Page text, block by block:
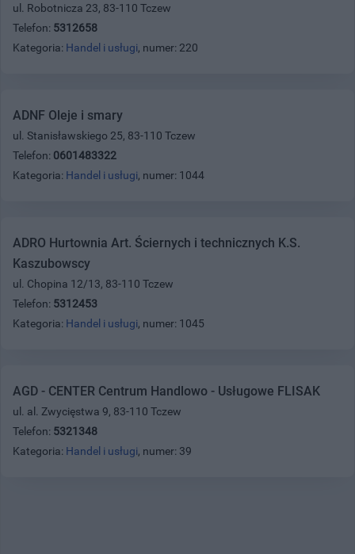
ul. Robotnicza 23, 83-110 Tczew
Telefon: 5312658
Kategoria: Handel i usługi, numer: 220
ADNF Oleje i smary
ul. Stanisławskiego 25, 83-110 Tczew
Telefon: 0601483322
Kategoria: Handel i usługi, numer: 1044
ADRO Hurtownia Art. Ściernych i technicznych K.S.
Kaszubowscy
ul. Chopina 12/13, 83-110 Tczew
Telefon: 5312453
Kategoria: Handel i usługi, numer: 1045
AGD - CENTER Centrum Handlowo - Usługowe FLISAK
ul. al. Zwycięstwa 9, 83-110 Tczew
Telefon: 5321348
Kategoria: Handel i usługi, numer: 39